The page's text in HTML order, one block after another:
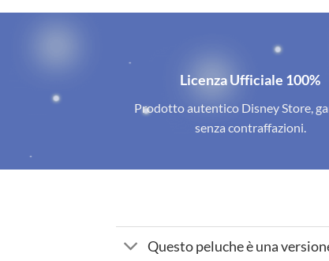
Licenza Ufficiale 100%
Prodotto autentico Disney Store,
senza contraffazioni.
Questo peluche è una